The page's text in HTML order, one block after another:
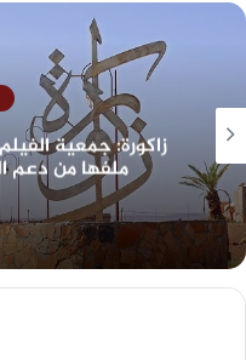
زاكورة: جمعية
ملفها من دعم